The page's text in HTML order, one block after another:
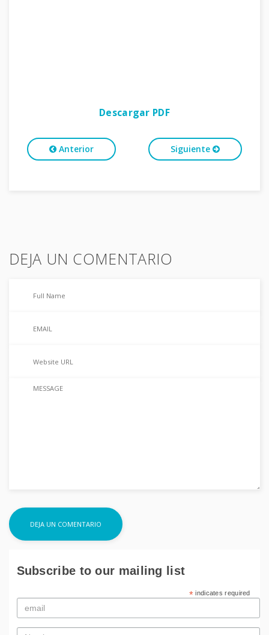
Descargar PDF
Anterior Siguiente
DEJA UN COMENTARIO
Subscribe to our mailing list
* indicates required
Email
*
Nombre